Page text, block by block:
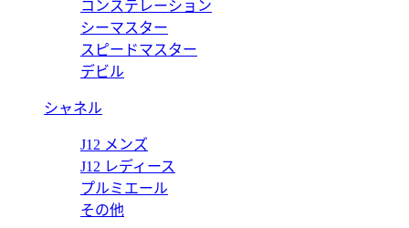
コピー 5980/1R-001 クロノ 【2017年新作】
コンステレーション
シーマスター
スピードマスター
デビル
シャネル
J12 メンズ
J12 レディース
プルミエール
その他